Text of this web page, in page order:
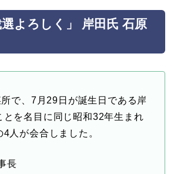
よろしく」 岸田氏 石原
で、7月29日が誕生日である岸
とを名目に同じ昭和32年生まれ
人が会合しました。
長